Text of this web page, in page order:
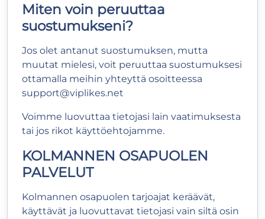
Miten voin peruuttaa
suostumukseni?
Jos olet antanut suostumuksen, mutta
muutat mielesi, voit peruuttaa suostumuksesi
ottamalla meihin yhteyttä osoitteessa
support@viplikes.net
Voimme luovuttaa tietojasi lain vaatimuksesta
tai jos rikot käyttöehtojamme.
KOLMANNEN OSAPUOLEN
PALVELUT
Kolmannen osapuolen tarjoajat keräävät,
käyttävät ja luovuttavat tietojasi vain siltä osin